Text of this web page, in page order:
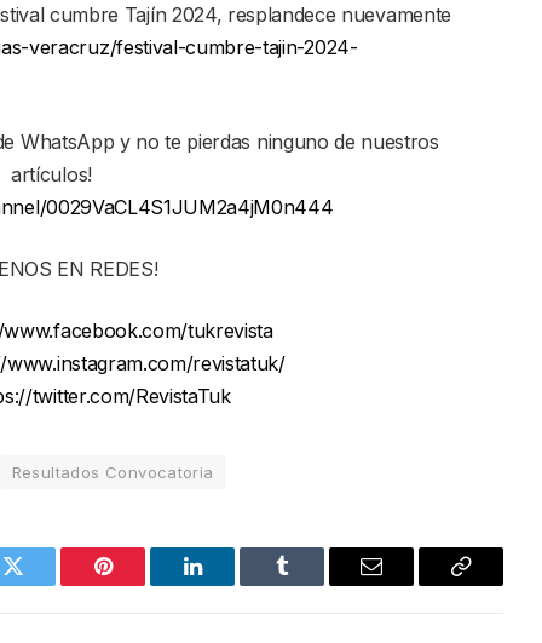
cumbre Tajín 2024, resplandece nuevamente
veracruz/festival-cumbre-tajin-2024-
WhatsApp y no te pierdas ninguno de nuestros
artículos!
0029VaCL4S1JUM2a4jM0n444
EN REDES!
tukrevista
revistatuk/
twitter.com/RevistaTuk
Resultados Convocatoria
Twitter Pinterest LinkedIn Tumblr Email
Copy